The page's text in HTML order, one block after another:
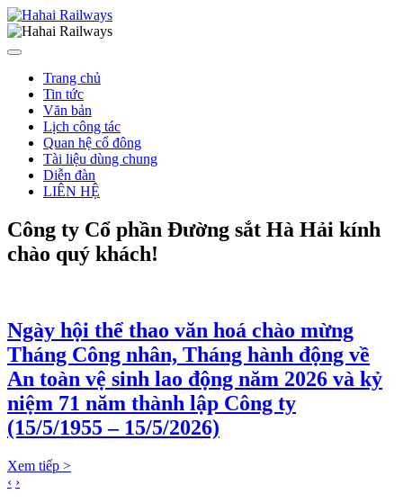
Trang chủ
Tin tức
Văn bản
Lịch công tác
Quan hệ cổ đông
Tài liệu dùng chung
Diễn đàn
LIÊN HỆ
Công ty Cổ phần Đường sắt Hà Hải kính
chào quý khách!
Ngày hội thể thao văn hoá chào mừng
Tháng Công nhân, Tháng hành động về
An toàn vệ sinh lao động năm 2026 và kỷ
niệm 71 năm thành lập Công ty
(15/5/1955 – 15/5/2026)
Xem tiếp >
‹ ›